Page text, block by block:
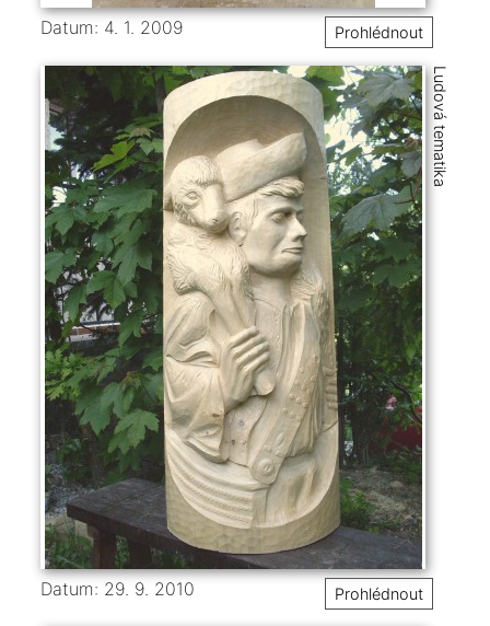
Datum: 4. 1. 2009 Prohlédnout
Ludová tematika
Datum: 29. 9. 2010 Prohlédnout